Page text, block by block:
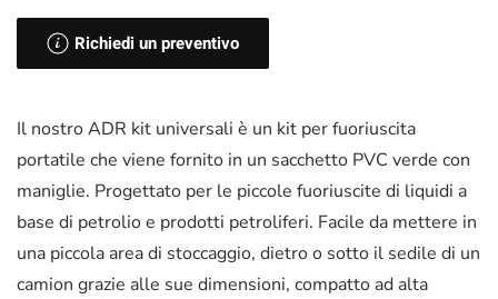
Richiedi un preventivo
Il nostro ADR kit universali è un kit per fuoriuscita
portatile che viene fornito in un sacchetto PVC verde con
maniglie. Progettato per le piccole fuoriuscite di liquidi a
base di petrolio e prodotti petroliferi. Facile da mettere in
una piccola area di stoccaggio, dietro o sotto il sedile di un
camion grazie alle sue dimensioni, compatto ad alta